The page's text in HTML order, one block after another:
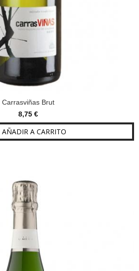
Carrasviñas Brut
8,75 €
AÑADIR A CARRITO